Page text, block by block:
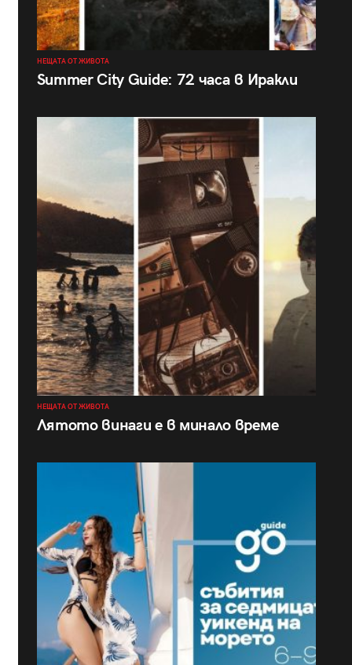
НЕЩАТА ОТ ЖИВОТА
Summer City Guide: 72 часа в Иракли
НЕЩАТА ОТ ЖИВОТА
Лятото винаги е в минало време